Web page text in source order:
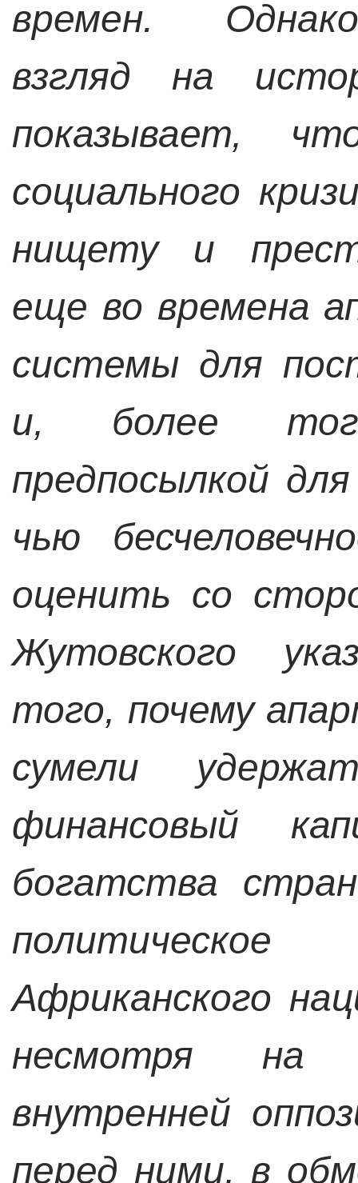
времен.
взгляд на
показывает,
социального
нищету и
еще во времена
системы для
и, более
предпосылкой
чью
оценить со
Жутовского
того, почему
сумели
финансовый
богатства
Африканского
несмотря на
внутренней
перед ними, в